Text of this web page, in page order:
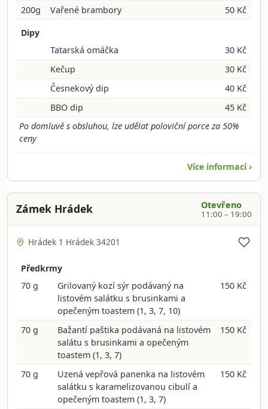
200g
Vařené brambory
50 Kč
Dipy
Tatarská omáčka
30 Kč
Kečup
30 Kč
Česnekový dip
40 Kč
BBO dip
45 Kč
Po domluvě s obsluhou, lze udělat poloviční porce za 50%
ceny
Více informací ›
Zámek Hrádek Otevřeno
11:00 – 19:00
Hrádek 1 Hrádek 34201
Předkrmy
70 g
Grilovaný kozí sýr podávaný na
listovém salátku s brusinkami a
opečeným toastem(1, 3, 7, 10)
150 Kč
70 g
Bažantí paštika podávaná na listovém
salátu s brusinkami a opečeným
toastem(1, 3, 7)
150 Kč
70 g
Uzená vepřová panenka na listovém
salátku s karamelizovanou cibulí a
opečeným toastem(1, 3, 7)
150 Kč